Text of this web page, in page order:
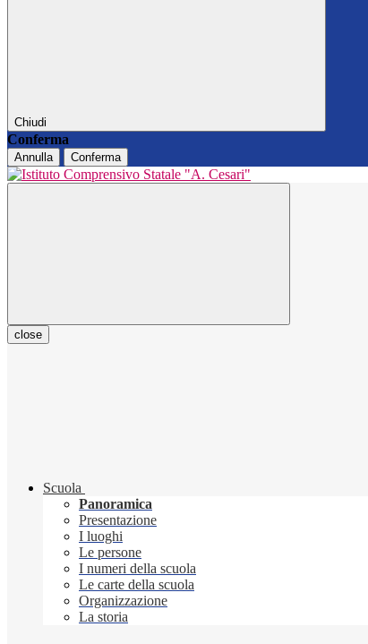
Chiudi
Conferma
Annulla Conferma
close
Scuola
Panoramica
Presentazione
I luoghi
Le persone
I numeri della scuola
Le carte della scuola
Organizzazione
La storia